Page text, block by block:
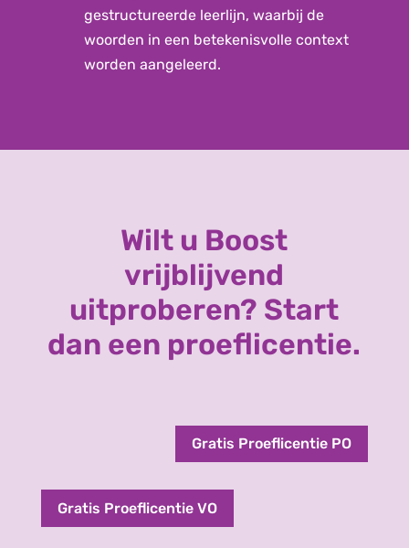
gestructureerde leerlijn, waarbij de
woorden in een betekenisvolle context
worden aangeleerd.
Wilt u Boost
vrijblijvend
uitproberen? Start
dan een proeflicentie.
Gratis Proeflicentie PO
Gratis Proeflicentie VO